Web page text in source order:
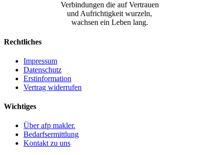
Verbindungen die auf Vertrauen
und Aufrichtigkeit wurzeln,
wachsen ein Leben lang.
Rechtliches
Impressum
Datenschutz
Erstinformation
Vertrag widerrufen
Wichtiges
Über afp makler.
Bedarfsermittlung
Kontakt zu uns